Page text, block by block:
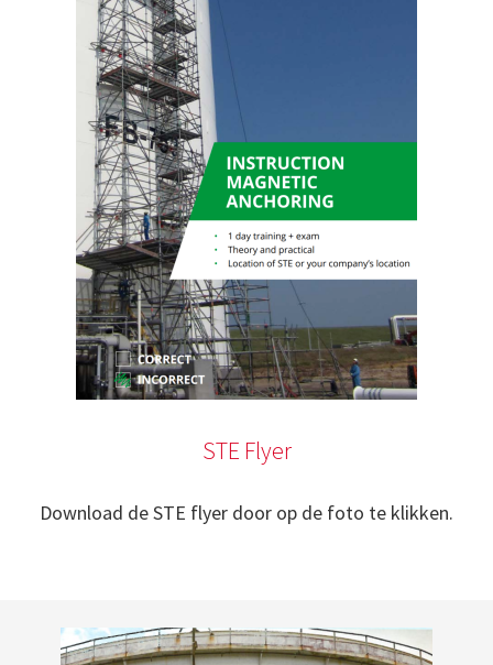
STE Flyer
Download de STE flyer door op de foto te klikken.